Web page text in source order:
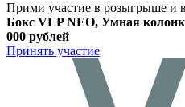
Прими участие в розыгрыше и
Бокс VLP NEO, Умная
000 рублей
Принять участие